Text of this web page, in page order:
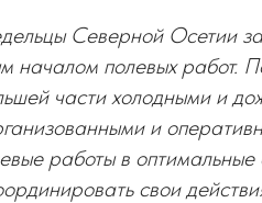
Северной Осетии
началом полевых работ.
части холодными и
и
работы в
свои